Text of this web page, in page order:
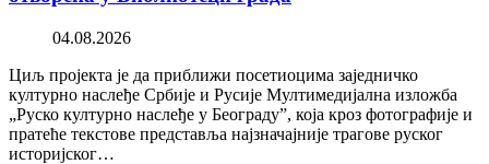
04.08.2026
Циљ пројекта је да приближи посетиоцима заједничко
културно наслеђе Србије и Русије Мултимедијална изложба
„Руско културно наслеђе у Београду”, која кроз фотографије и
пратеће текстове представља најзначајније трагове руског
историјског…